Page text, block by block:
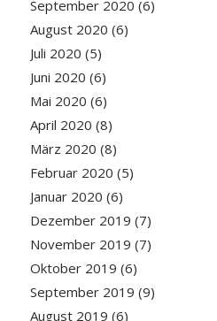
September 2020 (6)
August 2020 (6)
Juli 2020 (5)
Juni 2020 (6)
Mai 2020 (6)
April 2020 (8)
März 2020 (8)
Februar 2020 (5)
Januar 2020 (6)
Dezember 2019 (7)
November 2019 (7)
Oktober 2019 (6)
September 2019 (9)
August 2019 (6)